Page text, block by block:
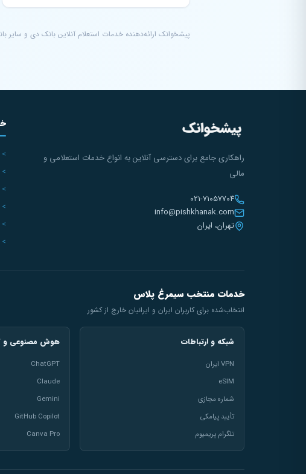
پیشخوانک ارائه‌دهنده خدمات استعلام آنلاین بانک دی و
راهکاری جامع برای دسترسی آنلاین به انواع خدمات استعلامی و
مالی
۰۲۱-۷۱۰۵۷۷۰۴
info@pishkhanak.com
تهران، ایران
خدمات منتخب سیمرغ پلاس
انتخاب‌شده برای کاربران ایران و ایرانیان خارج از کشور
شبکه و ارتباطات
VPN ایران
eSIM
شماره مجازی
تأیید پیامکی
تلگرام پریمیوم
هوش مصنوعی و
ChatGPT
Claude
Gemini
GitHub Copilot
Canva Pro